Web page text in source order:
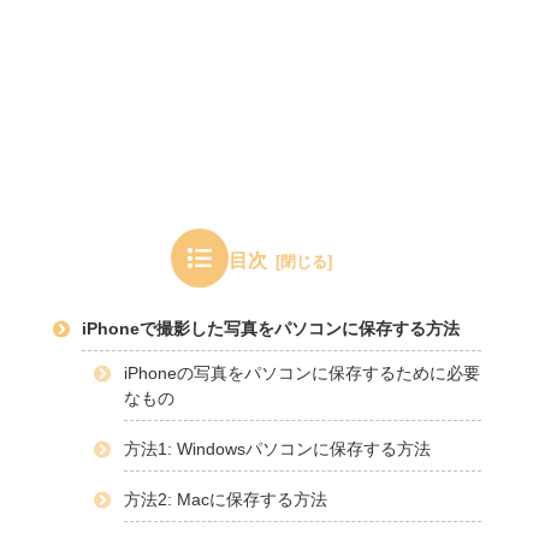
目次
iPhoneで撮影した写真をパソコンに保存する方法
iPhoneの写真をパソコンに保存するために必要
なもの
方法1: Windowsパソコンに保存する方法
方法2: Macに保存する方法